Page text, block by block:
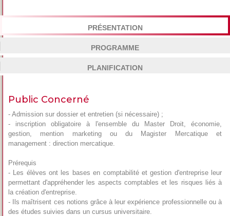
PRÉSENTATION
PROGRAMME
PLANIFICATION
Public Concerné
- Admission sur dossier et entretien (si nécessaire) ;
- inscription obligatoire à l'ensemble du Master Droit, économie,
gestion, mention marketing ou du Magister Mercatique et
management : direction mercatique.
Prérequis
- Les élèves ont les bases en comptabilité et gestion d'entreprise leur
permettant d'appréhender les aspects comptables et les risques liés à
la création d'entreprise.
- Ils maîtrisent ces notions grâce à leur expérience professionnelle ou à
des études suivies dans un cursus universitaire.